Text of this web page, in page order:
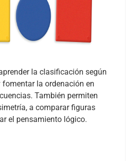
la clasificación según
la ordenación en
También permiten
a comparar figuras
el pensamiento lógico.